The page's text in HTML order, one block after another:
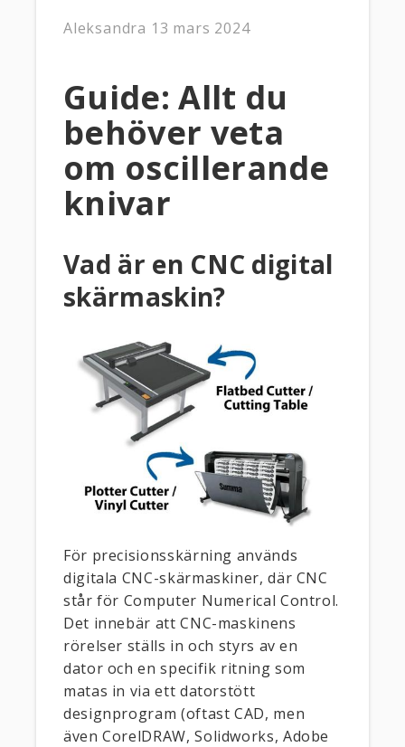
Aleksandra 13 mars 2024
Guide: Allt du
behöver veta
om oscillerande
knivar
Vad är en CNC digital
skärmaskin?
För precisionsskärning används
digitala CNC-skärmaskiner, där CNC
står för Computer Numerical Control.
Det innebär att CNC-maskinens
rörelser ställs in och styrs av en
dator och en specifik ritning som
matas in via ett datorstött
designprogram (oftast CAD, men
även CorelDRAW, Solidworks, Adobe